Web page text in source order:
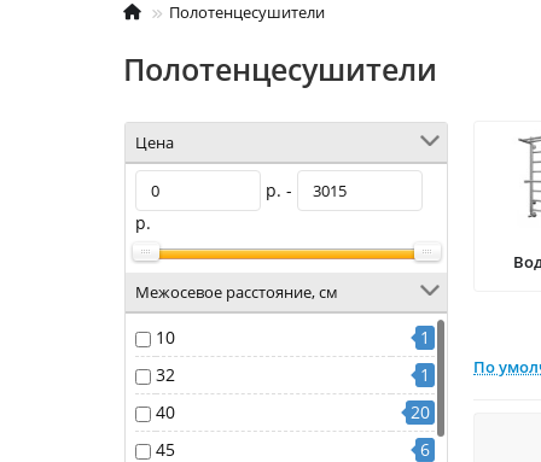
Полотенцесушители
Полотенцесушители
Цена
р. -
р.
Межосевое расстояние, см
10
1
32
1
40
20
45
6
По